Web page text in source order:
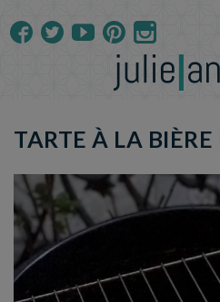
TARTE À LA